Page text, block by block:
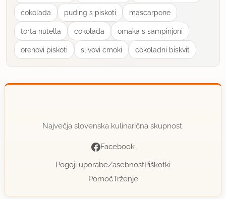
ćokolada puding s piskoti mascarpone
torta nutella cokolada omaka s sampinjoni
orehovi piskoti slivovi cmoki cokoladni biskvit
Največja slovenska kulinarična skupnost.
Facebook
Pogoji uporabeZasebnostPiškotki
PomočTrženje